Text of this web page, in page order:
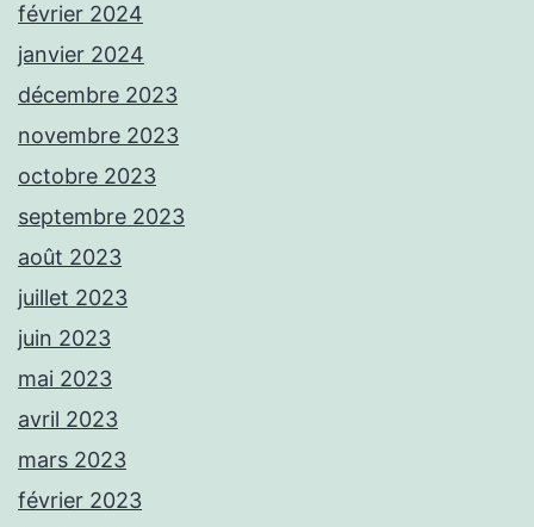
février 2024
janvier 2024
décembre 2023
novembre 2023
octobre 2023
septembre 2023
août 2023
juillet 2023
juin 2023
mai 2023
avril 2023
mars 2023
février 2023